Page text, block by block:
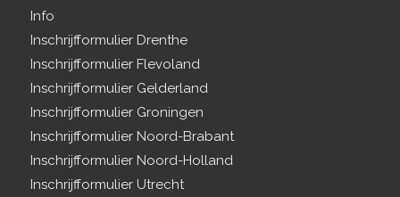
Info
Inschrijfformulier Drenthe
Inschrijfformulier Flevoland
Inschrijfformulier Gelderland
Inschrijfformulier Groningen
Inschrijfformulier Noord-Brabant
Inschrijfformulier Noord-Holland
Inschrijfformulier Utrecht